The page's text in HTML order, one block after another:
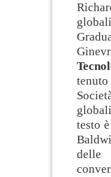
testo
delle